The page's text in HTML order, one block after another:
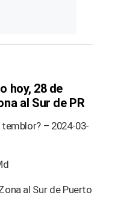
hoy, 28 de
al Sur de PR
– 2024-03-
al Sur de Puerto